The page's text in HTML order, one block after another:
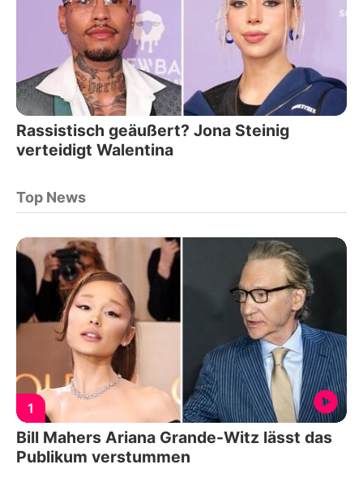
Rassistisch geäußert? Jona Steinig
verteidigt Walentina
Top News
1
Bill Mahers Ariana Grande-Witz lässt das
Publikum verstummen